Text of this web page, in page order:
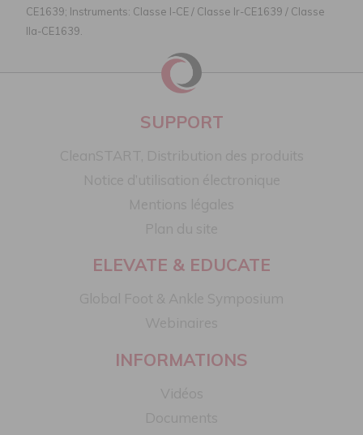
CE1639; Instruments: Classe I-CE / Classe Ir-CE1639 / Classe
IIa-CE1639.
SUPPORT
ELEVATE & EDUCATE
INFORMATIONS